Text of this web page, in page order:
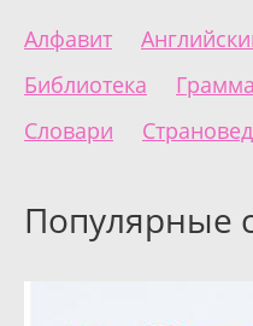
Алфавит
Библиотека
Словари
Популярные